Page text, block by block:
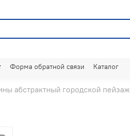
Форма обратной связи Каталог
абстрактный городской пейзаж